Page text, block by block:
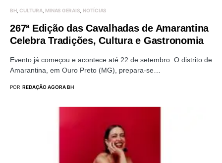
BH CULTURA MINAS GERAIS NOTÍCIAS
267ª Edição das Cavalhadas de Amarantina
Celebra Tradições, Cultura e Gastronomia
Evento já começou e acontece até 22 de setembro O distrito de
Amarantina, em Ouro Preto (MG), prepara-se…
POR REDAÇÃO AGORA BH